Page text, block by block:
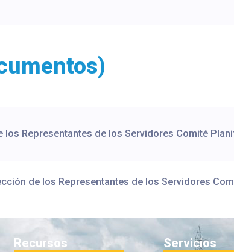
Representantes de los Servidores Comité
de los Representantes de los Servidores
Recursos Servicios